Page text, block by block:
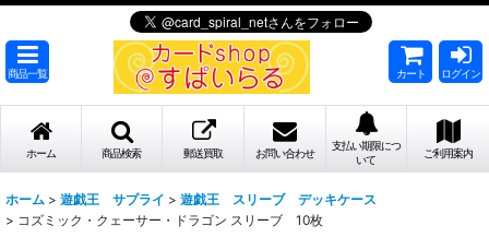
商品一覧 カート ログイン
ホーム 商品検索 郵送買取 お問い合わせ
支払い期限につ
いて
ご利用案内
ホーム > 遊戯王 サプライ > 遊戯王 スリーブ デッキケース
> コズミック・クェーサー・ドラゴン スリーブ 10枚